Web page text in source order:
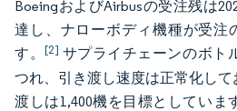
BoeingおよびAirbusの受注残は
達し、ナローボディ機種が受注
す。[2] サプライチェーンのボト
つれ、引き渡し速度は正常化して
渡しは1,400機を目標としていま